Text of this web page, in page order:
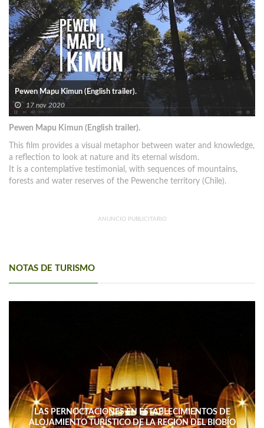
Pewen Mapu Kimun (English trailer).
17 nov 2020
Pewen Mapu Kimun (English trailer).
This film provides a visual metaphor between water and knowledge,
a reflection to look at nature and its eternal wisdom.
It is a contemplative testimonial, with sequences of mountains,
forests and water reserves of the Pewenche territory (Chile).
ANUNCIO PUBLICITARIO
NOTAS DE TURISMO
LAS PERNOCTACIONES EN ESTABLECIMIENTOS DE
ALOJAMIENTO TURÍSTICO DE LA REGIÓN DEL BIOBÍO